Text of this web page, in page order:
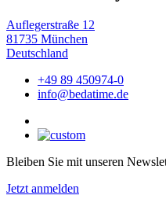
Auflegerstraße 12
81735 München
Deutschland
+49 89 450974-0
info@bedatime.de
Bleiben Sie mit unseren
Jetzt anmelden